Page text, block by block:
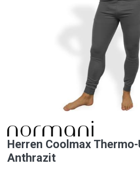
Herren Coolmax
Anthrazit